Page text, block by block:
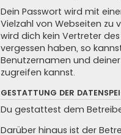
Dein Passwort wird mit
Vielzahl von Webseiten zu
wird dich kein Vertreter
vergessen haben, so
Benutzernamen und
zugreifen kannst.
GESTATTUNG DER
Du gestattest dem
Darüber hinaus ist der